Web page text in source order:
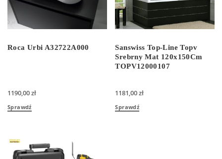
Roca Urbi A32722A000
1190,00zł
Sprawdź
Sanswiss Top-Line Topv
Srebrny Mat 120x150Cm
TOPV12000107
1181,00zł
Sprawdź